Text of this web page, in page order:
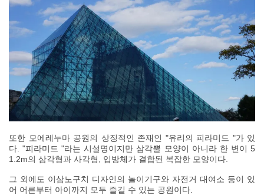
또한 모에레누마 공원의 상징적인 존재인 "유리의 피라미드 "가 있
다. "피라미드 "라는 시설명이지만 삼각뿔 모양이 아니라 한 변이 5
1.2m의 삼각형과 사각형, 입방체가 결합된 복잡한 모양이다.
그 외에도 이삼노구치 디자인의 놀이기구와 자전거 대여소 등이 있
어 어른부터 아이까지 모두 즐길 수 있는 공원이다.